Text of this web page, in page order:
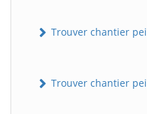
Trouver chantier
Trouver chantier